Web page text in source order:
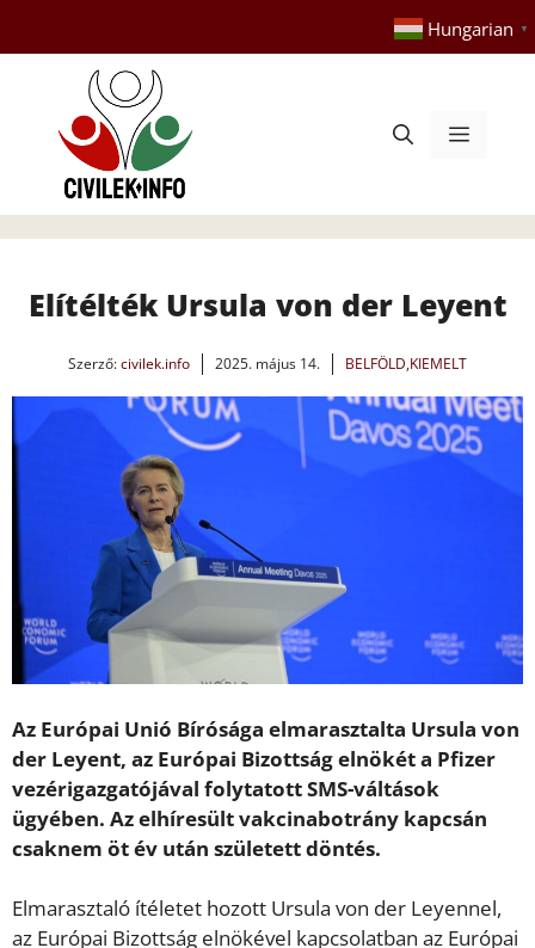
tartalomba
Hungarian ▼
Menü
Elítélték Ursula von der Leyent
Szerző:civilek.info 2025. május 14. BELFÖLD,KIEMELT
Az Európai Unió Bírósága elmarasztalta Ursula von
der Leyent, az Európai Bizottság elnökét a Pfizer
vezérigazgatójával folytatott SMS-váltások
ügyében. Az elhíresült vakcinabotrány kapcsán
csaknem öt év után született döntés.
Elmarasztaló ítéletet hozott Ursula von der Leyennel,
az Európai Bizottság elnökével kapcsolatban az Európai